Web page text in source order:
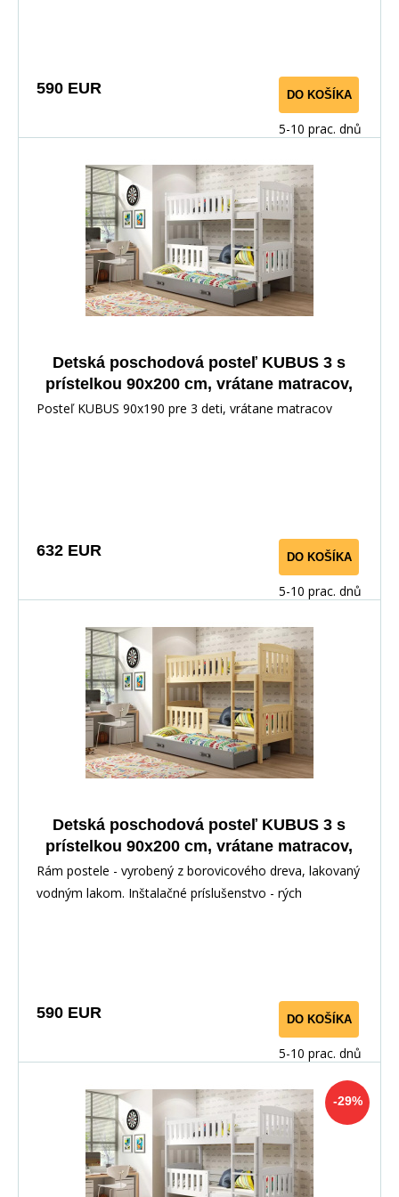
590 EUR DO KOŠÍKA
5-10 prac. dnů
Detská poschodová posteľ KUBUS 3 s
prístelkou 90x200 cm, vrátane matracov,
Biela/Grafit
Posteľ KUBUS 90x190 pre 3 deti, vrátane matracov
632 EUR DO KOŠÍKA
5-10 prac. dnů
Detská poschodová posteľ KUBUS 3 s
prístelkou 90x200 cm, vrátane matracov,
Prírodná/Grafitová
Rám postele - vyrobený z borovicového dreva, lakovaný
vodným lakom. Inštalačné príslušenstvo - rých
590 EUR DO KOŠÍKA
5-10 prac. dnů
-29%